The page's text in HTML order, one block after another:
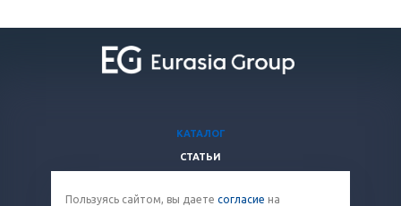
КАТАЛОГ
СТАТЬИ
КОМПАНИЯ
Пользуясь сайтом, вы даете согласие на